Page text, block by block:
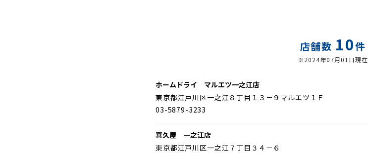
店舗数 10件
※2024年07月01日現在
ホームドライ マルエツ一之江店
東京都江戸川区一之江８丁目１３－９マルエツ１Ｆ
03-5879-3233
喜久屋 一之江店
東京都江戸川区一之江７丁目３４－６